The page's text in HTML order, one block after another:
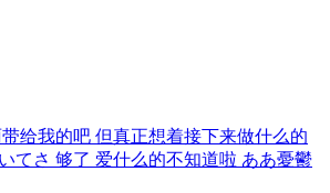
给我的吧 但真正想着接下来做什么的
てさ 够了 爱什么的不知道啦 ああ憂鬱